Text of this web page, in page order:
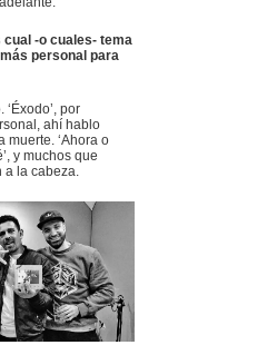
-o cuales- tema
personal para
‘Éxodo’, por
ahí hablo
muerte. ‘Ahora o
y muchos que
a la cabeza.